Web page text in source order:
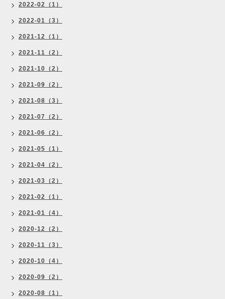
2022-02（1）
2022-01（3）
2021-12（1）
2021-11（2）
2021-10（2）
2021-09（2）
2021-08（3）
2021-07（2）
2021-06（2）
2021-05（1）
2021-04（2）
2021-03（2）
2021-02（1）
2021-01（4）
2020-12（2）
2020-11（3）
2020-10（4）
2020-09（2）
2020-08（1）